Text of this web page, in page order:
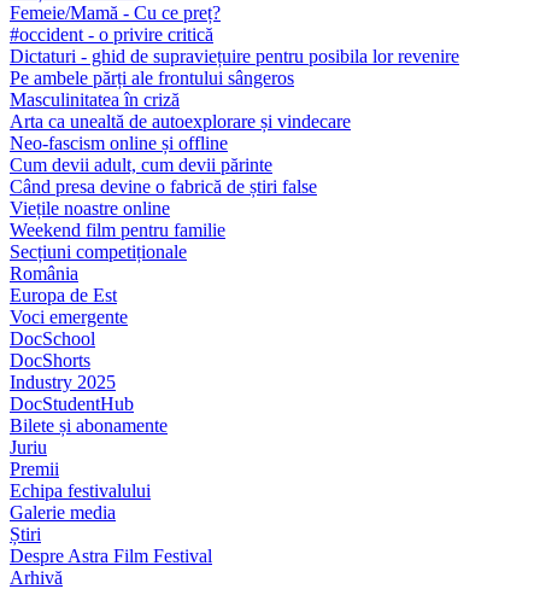
Femeie/Mamă - Cu ce preț?
#occident - o privire critică
Dictaturi - ghid de supraviețuire pentru posibila lor revenire
Pe ambele părți ale frontului sângeros
Masculinitatea în criză
Arta ca unealtă de autoexplorare și vindecare
Neo-fascism online și offline
Cum devii adult, cum devii părinte
Când presa devine o fabrică de știri false
Viețile noastre online
Weekend film pentru familie
Secțiuni competiționale
România
Europa de Est
Voci emergente
DocSchool
DocShorts
Industry 2025
DocStudentHub
Bilete și abonamente
Juriu
Premii
Echipa festivalului
Galerie media
Știri
Despre Astra Film Festival
Arhivă